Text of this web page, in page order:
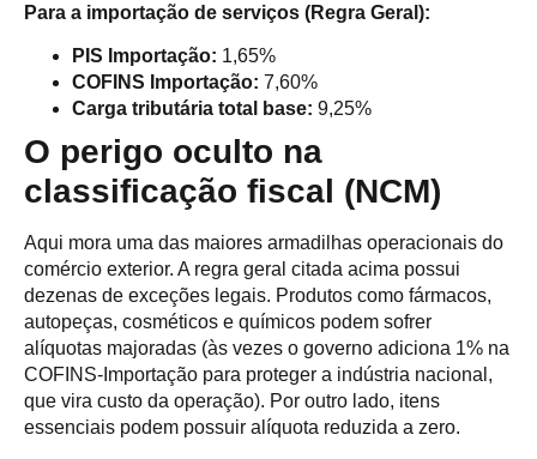
Para a importação de serviços (Regra Geral):
PIS Importação: 1,65%
COFINS Importação: 7,60%
Carga tributária total base: 9,25%
O perigo oculto na
classificação fiscal (NCM)
Aqui mora uma das maiores armadilhas operacionais do
comércio exterior. A regra geral citada acima possui
dezenas de exceções legais. Produtos como fármacos,
autopeças, cosméticos e químicos podem sofrer
alíquotas majoradas (às vezes o governo adiciona 1% na
COFINS-Importação para proteger a indústria nacional,
que vira custo da operação). Por outro lado, itens
essenciais podem possuir alíquota reduzida a zero.